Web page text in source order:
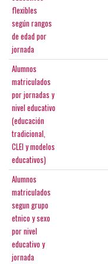
flexibles
según rangos
de edad por
jornada
Alumnos
matriculados
por jornadas y
nivel educativo
(educación
tradicional,
CLEI y modelos
educativos)
Alumnos
matriculados
segun grupo
etnico y sexo
por nivel
educativo y
jornada